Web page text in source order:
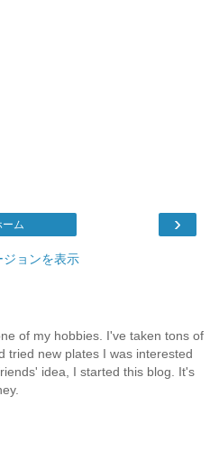
›
ーム
ジョンを表示
of my hobbies. I've taken tons of
tried new plates I was interested
idea, I started this blog. It's